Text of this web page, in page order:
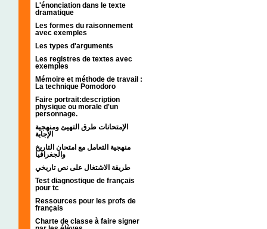
L'énonciation dans le texte
dramatique
Les formes du raisonnement
avec exemples
Les types d'arguments
Les registres de textes avec
exemples
Mémoire et méthode de travail :
La technique Pomodoro
Faire portrait:description
physique ou morale d'un
personnage.
الإمتحانات طرق التهيئ ومنهجية
الإجابة
منهجية التعامل مع امتحان التاريخ
والجغرافيا
طريقة الاشتغال على نص تاريخي
Test diagnostique de français
pour tc
Ressources pour les profs de
français
Charte de classe à faire signer